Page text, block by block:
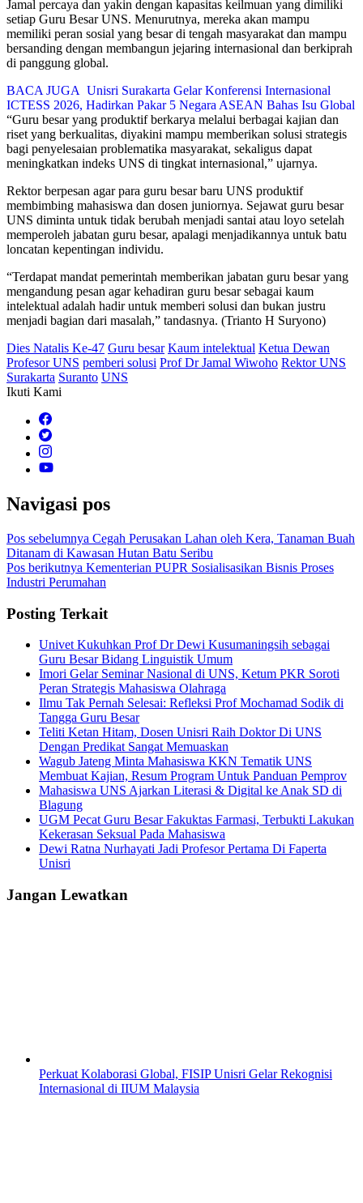
Jamal percaya dan yakin dengan kapasitas keilmuan yang dimiliki
setiap Guru Besar UNS. Menurutnya, mereka akan mampu
memiliki peran sosial yang besar di tengah masyarakat dan mampu
bersanding dengan membangun jejaring internasional dan berkiprah
di panggung global.
BACA JUGA Unisri Surakarta Gelar Konferensi Internasional
ICTESS 2026, Hadirkan Pakar 5 Negara ASEAN Bahas Isu Global
“Guru besar yang produktif berkarya melalui berbagai kajian dan
riset yang berkualitas, diyakini mampu memberikan solusi strategis
bagi penyelesaian problematika masyarakat, sekaligus dapat
meningkatkan indeks UNS di tingkat internasional,” ujarnya.
Rektor berpesan agar para guru besar baru UNS produktif
membimbing mahasiswa dan dosen juniornya. Sejawat guru besar
UNS diminta untuk tidak berubah menjadi santai atau loyo setelah
memperoleh jabatan guru besar, apalagi menjadikannya untuk batu
loncatan kepentingan individu.
“Terdapat mandat pemerintah memberikan jabatan guru besar yang
mengandung pesan agar kehadiran guru besar sebagai kaum
intelektual adalah hadir untuk memberi solusi dan bukan justru
menjadi bagian dari masalah,” tandasnya. (Trianto H Suryono)
Dies Natalis Ke-47 Guru besar Kaum intelektual Ketua Dewan
Profesor UNS pemberi solusi Prof Dr Jamal Wiwoho Rektor UNS
Surakarta Suranto UNS
Ikuti Kami
Navigasi pos
Pos sebelumnya Cegah Perusakan Lahan oleh Kera, Tanaman Buah
Ditanam di Kawasan Hutan Batu Seribu
Pos berikutnya Kementerian PUPR Sosialisasikan Bisnis Proses
Industri Perumahan
Posting Terkait
Univet Kukuhkan Prof Dr Dewi Kusumaningsih sebagai
Guru Besar Bidang Linguistik Umum
Imori Gelar Seminar Nasional di UNS, Ketum PKR Soroti
Peran Strategis Mahasiswa Olahraga
Ilmu Tak Pernah Selesai: Refleksi Prof Mochamad Sodik di
Tangga Guru Besar
Teliti Ketan Hitam, Dosen Unisri Raih Doktor Di UNS
Dengan Predikat Sangat Memuaskan
Wagub Jateng Minta Mahasiswa KKN Tematik UNS
Membuat Kajian, Resum Program Untuk Panduan Pemprov
Mahasiswa UNS Ajarkan Literasi & Digital ke Anak SD di
Blagung
UGM Pecat Guru Besar Fakuktas Farmasi, Terbukti Lakukan
Kekerasan Seksual Pada Mahasiswa
Dewi Ratna Nurhayati Jadi Profesor Pertama Di Faperta
Unisri
Jangan Lewatkan
Perkuat Kolaborasi Global, FISIP Unisri Gelar Rekognisi
Internasional di IIUM Malaysia